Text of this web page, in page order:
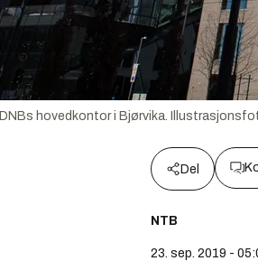
DNBs hovedkontor i Bjørvika.
Del
NTB
23. sep. 2019 -